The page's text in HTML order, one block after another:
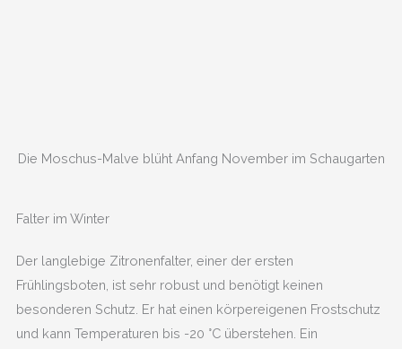
Die Moschus-Malve blüht Anfang November im Schaugarten
Falter im Winter
Der langlebige Zitronenfalter, einer der ersten
Frühlingsboten, ist sehr robust und benötigt keinen
besonderen Schutz. Er hat einen körpereigenen Frostschutz
und kann Temperaturen bis -20 °C überstehen. Ein